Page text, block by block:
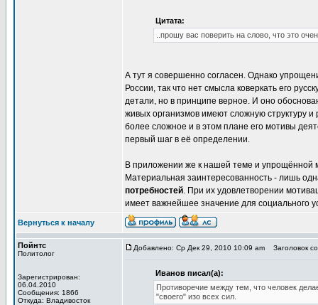
Цитата:
..прошу вас поверить на слово, что это
А тут я совершенно согласен. Однако
России, так что нет смысла коверкать его
детали, но в принципе верное. И оно
живых организмов имеют сложную структуру
более сложное и в этом плане его мотивы
первый шаг в её определении.
В приложении же к нашей теме и упрощённой
Материальная заинтересованность - лишь
потребностей. При их удовлетворении
имеет важнейшее значение для социального
Вернуться к началу
Пойнтс
Политолог
Зарегистрирован:
06.04.2010
Сообщения: 1866
Откуда: Владивосток
Добавлено: Ср Дек 29, 2010 10:09 am Заголовок
Иванов писал(а):
Противоречие между тем, что человек
"своего" изо всех сил.